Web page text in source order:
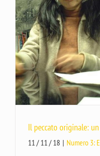
Il peccato originale:
11 / 11 / 18 | Numero 3: